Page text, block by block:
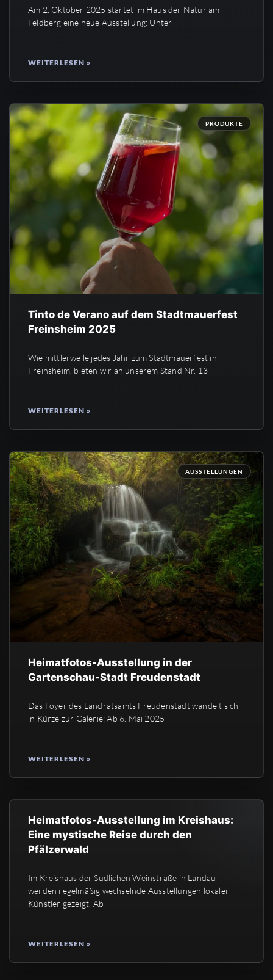
Am 2. Oktober 2025 startet im Haus der Natur am
Feldberg eine neue Ausstellung: Unter
WEITERLESEN »
PRODUKTE
Tinto de Verano auf dem Stadtmauerfest
Freinsheim 2025
Wie mittlerweile jedes Jahr zum Stadtmauerfest in
Freinsheim, bieten wir an unserem Stand Nr. 13
WEITERLESEN »
AUSSTELLUNGEN
Heimatfotos-Ausstellung in der
Gartenschau-Stadt Freudenstadt
Das Foyer des Landratsamts Freudenstadt wandelt sich
in Kürze zur Galerie: Ab 6. Mai 2025
WEITERLESEN »
Heimatfotos-Ausstellung im Kreishaus:
Eine mystische Reise durch den
Pfälzerwald
Im Kreishaus der Südlichen Weinstraße in Landau
werden regelmäßig wechselnde Ausstellungen lokaler
Künstler gezeigt. Ab
WEITERLESEN »